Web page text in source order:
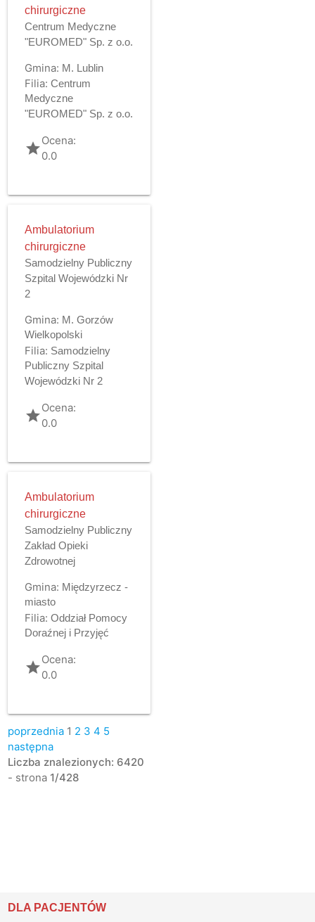
chirurgiczne
Centrum Medyczne
"EUROMED" Sp. z o.o.
Gmina: M. Lublin
Filia: Centrum
Medyczne
"EUROMED" Sp. z o.o.
gradeOcena:
0.0
Ambulatorium
chirurgiczne
Samodzielny Publiczny
Szpital Wojewódzki Nr
2
Gmina: M. Gorzów
Wielkopolski
Filia: Samodzielny
Publiczny Szpital
Wojewódzki Nr 2
gradeOcena:
0.0
Ambulatorium
chirurgiczne
Samodzielny Publiczny
Zakład Opieki
Zdrowotnej
Gmina: Międzyrzecz -
miasto
Filia: Oddział Pomocy
Doraźnej i Przyjęć
gradeOcena:
0.0
poprzednia 1 2 3 4 5
następna
Liczba znalezionych: 6420
- strona 1/428
DLA PACJENTÓW